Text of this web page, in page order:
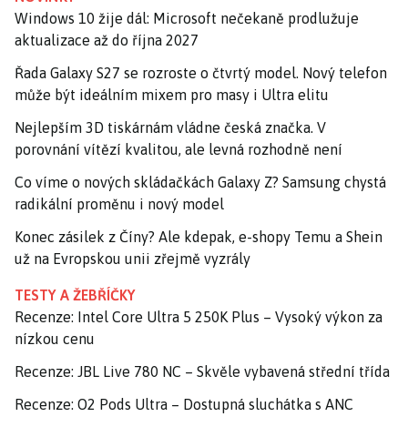
Windows 10 žije dál: Microsoft nečekaně prodlužuje
aktualizace až do října 2027
Řada Galaxy S27 se rozroste o čtvrtý model. Nový telefon
může být ideálním mixem pro masy i Ultra elitu
Nejlepším 3D tiskárnám vládne česká značka. V
porovnání vítězí kvalitou, ale levná rozhodně není
Co víme o nových skládačkách Galaxy Z? Samsung chystá
radikální proměnu i nový model
Konec zásilek z Číny? Ale kdepak, e-shopy Temu a Shein
už na Evropskou unii zřejmě vyzrály
TESTY A ŽEBŘÍČKY
Recenze: Intel Core Ultra 5 250K Plus – Vysoký výkon za
nízkou cenu
Recenze: JBL Live 780 NC – Skvěle vybavená střední třída
Recenze: O2 Pods Ultra – Dostupná sluchátka s ANC